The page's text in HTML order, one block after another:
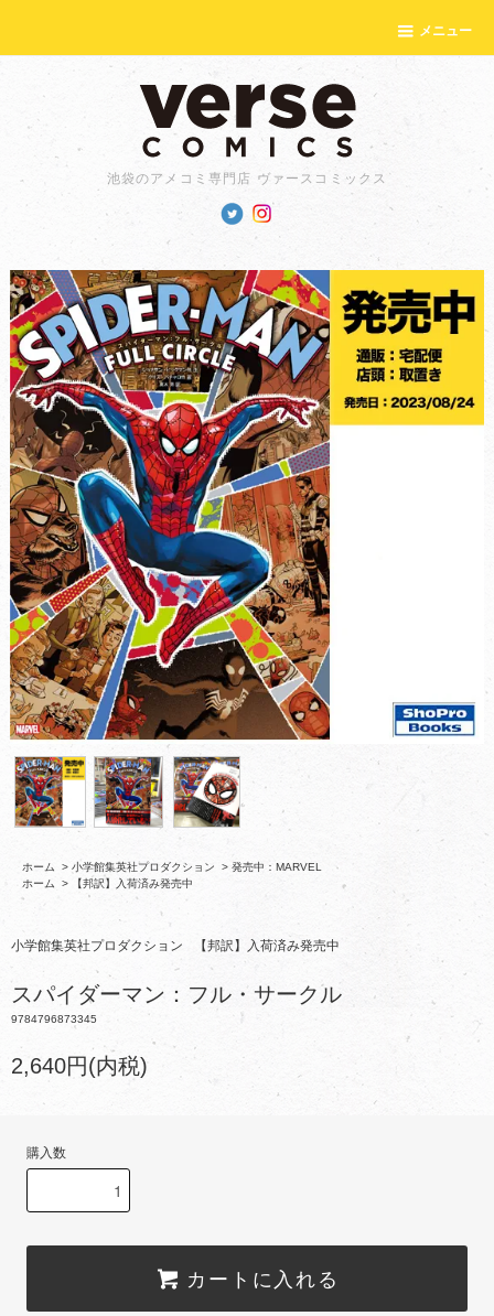
メニュー
池袋のアメコミ専門店 ヴァースコミックス
ホーム > 小学館集英社プロダクション > 発売中：MARVEL
ホーム
> 【邦訳】入荷済み発売中
小学館集英社プロダクション 【邦訳】入荷済み発売中
スパイダーマン：フル・サークル
9784796873345
2,640円(内税)
購入数
カートに入れる